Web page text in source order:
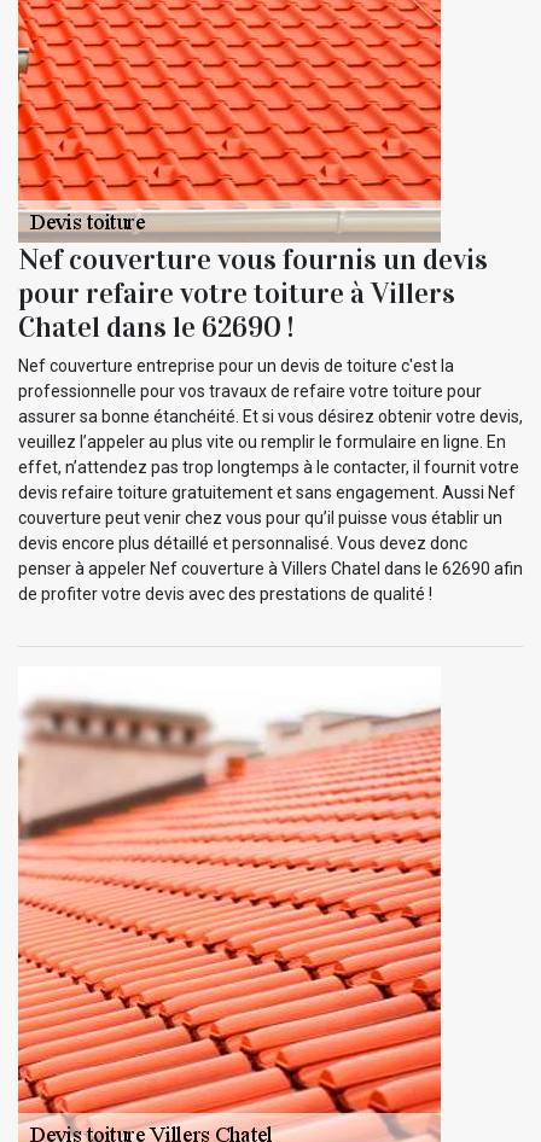
Nef couverture vous fournis un devis
pour refaire votre toiture à Villers
Chatel dans le 62690 !
Nef couverture entreprise pour un devis de toiture c'est la
professionnelle pour vos travaux de refaire votre toiture pour
assurer sa bonne étanchéité. Et si vous désirez obtenir votre devis,
veuillez l’appeler au plus vite ou remplir le formulaire en ligne. En
effet, n’attendez pas trop longtemps à le contacter, il fournit votre
devis refaire toiture gratuitement et sans engagement. Aussi Nef
couverture peut venir chez vous pour qu’il puisse vous établir un
devis encore plus détaillé et personnalisé. Vous devez donc
penser à appeler Nef couverture à Villers Chatel dans le 62690 afin
de profiter votre devis avec des prestations de qualité !